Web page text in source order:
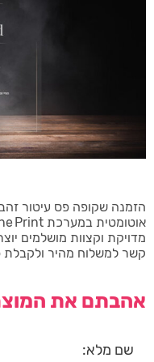
הזמנה שקופה פס עיטור
מדויקת וקצוות מושלמים
קשר למשלוח מהיר ולקבלת
אהבתם את